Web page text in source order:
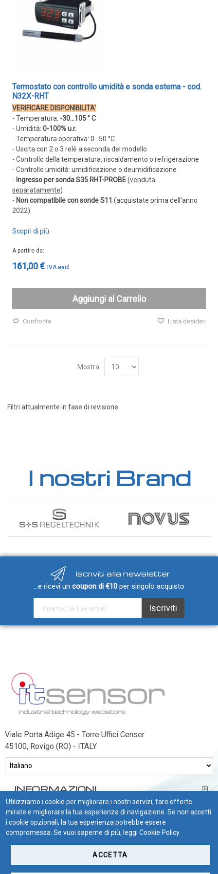
Termostato con controllo umidità e sonda esterna - cod.
N32X-RHT
VERIFICARE DISPONIBILITA'
- Temperatura: -30...105 ° C
- Umidità: 0-100% u.r.
- Temperatura operativa: 0...50 °C
- Uscita con 2 o 3 relè a seconda del modello
- Controllo della temperatura: riscaldamento o refrigerazione
- Controllo umidità: umidificazione o deumidificazione
- Ingresso per sonda S35 RHT-PROBE(venduta
separatamente)
- Non compatibile con sonde S11 (acquistate prima dell'anno
2022)
Scopri di più
A partire da
161,00 €
Aggiungi al Carrello
Lista desideri
Confronta
Mostra
Filtri attualmente in fase di revisione
I nostri Brand
Iscriviti alla newsletter
...e ricevi un coupon di €10 per singolo acquisto
Iscriviti alla nostra Newsletter: Iscriviti
Viale Porta Adige 45 - Torre Uffici Censer
45100, Rovigo (RO) - ITALY
INFORMAZIONI
BISOGNO DI AIUTO?
CONDIZIONI DI VENDITA
Utilizziamo i cookie per migliorare i nostri servizi, fare offerte
mirate e migliorare la tua esperienza di navigazione. Se non accetti
i cookie opzionali, la tua esperienza potrebbe essere
compromessa. Se vuoi saperne di più, leggi Cookie Policy
ACCETTA